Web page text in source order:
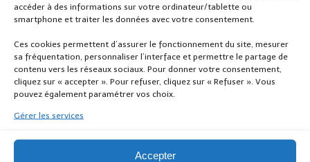
accéder à des informations sur votre ordinateur/tablette ou
smartphone et traiter les données avec votre consentement.
Ces cookies permettent d’assurer le fonctionnement du site, mesurer
sa fréquentation, personnaliser l’interface et permettre le partage de
contenu vers les réseaux sociaux. Pour donner votre consentement,
cliquez sur « accepter ». Pour refuser, cliquez sur « Refuser ». Vous
pouvez également paramétrer vos choix.
Gérer les services
Accepter
animatrice du réseau des bibliothèques et
médiathèques. Tél : 02.96.67.45.49 et
cchm.bibliotheque@fr.oleane.com
médiathèque de Laurenan. Tél : 02.96.66.30.22
mediatheque.laurenan@orange.fr